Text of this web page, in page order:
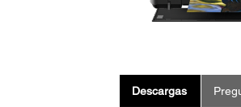
Descargas